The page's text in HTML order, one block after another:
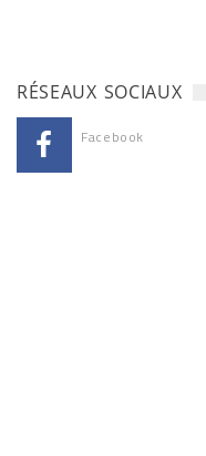
RÉSEAUX SOCIAUX
Facebook